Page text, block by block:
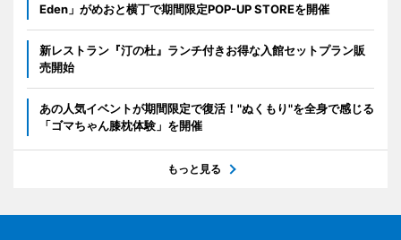
Eden」がめおと横丁で期間限定POP-UP STOREを開催
新レストラン『汀の杜』ランチ付きお得な入館セットプラン販
売開始
あの人気イベントが期間限定で復活！"ぬくもり"を全身で感じる
「ゴマちゃん膝枕体験」を開催
もっと見る